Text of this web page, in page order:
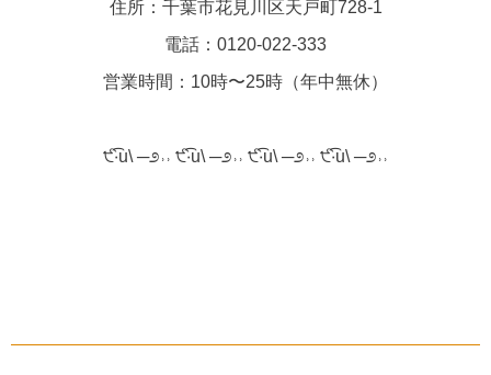
住所：千葉市花見川区天戸町728-1
電話：0120-022-333
営業時間：10時〜25時（年中無休）
੯‧̀͡u\ ─೨˒˒ ੯‧̀͡u\ ─೨˒˒ ੯‧̀͡u\ ─೨˒˒ ੯‧̀͡u\ ─೨˒˒